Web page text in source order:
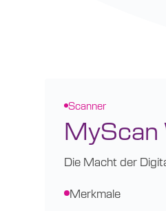
Scanner
MyScan
Die Macht der
Merkmale